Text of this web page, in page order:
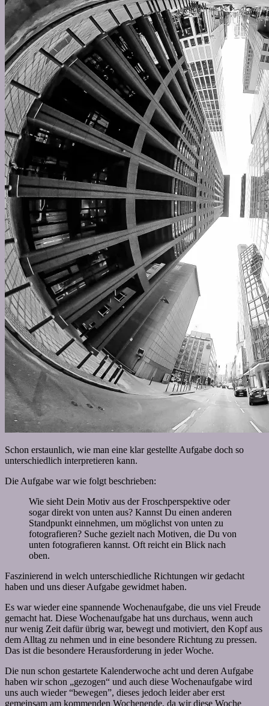
Schon erstaunlich, wie man eine klar gestellte Aufgabe doch so
unterschiedlich interpretieren kann.
Die Aufgabe war wie folgt beschrieben:
Wie sieht Dein Motiv aus der Froschperspektive oder
sogar direkt von unten aus? Kannst Du einen anderen
Standpunkt einnehmen, um möglichst von unten zu
fotografieren? Suche gezielt nach Motiven, die Du von
unten fotografieren kannst. Oft reicht ein Blick nach
oben.
Faszinierend in welch unterschiedliche Richtungen wir gedacht
haben und uns dieser Aufgabe gewidmet haben.
Es war wieder eine spannende Wochenaufgabe, die uns viel Freude
gemacht hat. Diese Wochenaufgabe hat uns durchaus, wenn auch
nur wenig Zeit dafür übrig war, bewegt und motiviert, den Kopf aus
dem Alltag zu nehmen und in eine besondere Richtung zu pressen.
Das ist die besondere Herausforderung in jeder Woche.
Die nun schon gestartete Kalenderwoche acht und deren Aufgabe
haben wir schon „gezogen“ und auch diese Wochenaufgabe wird
uns auch wieder “bewegen”, dieses jedoch leider aber erst
gemeinsam am kommenden Wochenende, da wir diese Woche